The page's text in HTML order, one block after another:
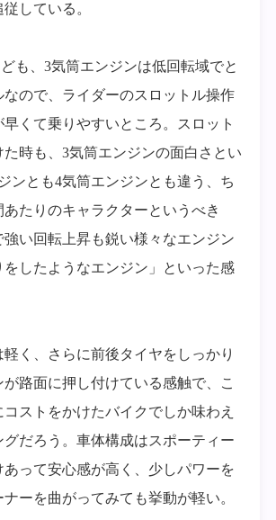
している。
も、3気筒エンジンは低回転域でと
なので、ライダーのスロットル操作
くて乗りやすいところ。スロット
時も、3気筒エンジンの面白さとい
ンとも4気筒エンジンとも違う、ち
あたりのキャラクターというべき
強い回転上昇も鋭い様々なエンジン
をしたようなエンジン」といった感
く、さらに前後タイヤをしっかり
路面に押し付けている感触で、こ
ストをかけたバイクでしか味わえ
グだろう。車体構成はスポーティー
あって安心感が高く、少しパワーを
ーを曲がってみても挙動が軽い。